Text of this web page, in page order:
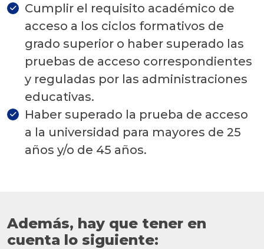
Cumplir el requisito académico de
acceso a los ciclos formativos de
grado superior o haber superado las
pruebas de acceso correspondientes
y reguladas por las administraciones
educativas.
Haber superado la prueba de acceso
a la universidad para mayores de 25
años y/o de 45 años.
Además, hay que tener en
cuenta lo siguiente: